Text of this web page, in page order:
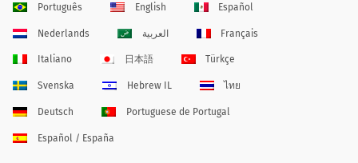
Português English Español
Nederlands العربية Français
Italiano 日本語 Türkçe
Svenska Hebrew IL ไทย
Deutsch Portuguese de Portugal
Español / España